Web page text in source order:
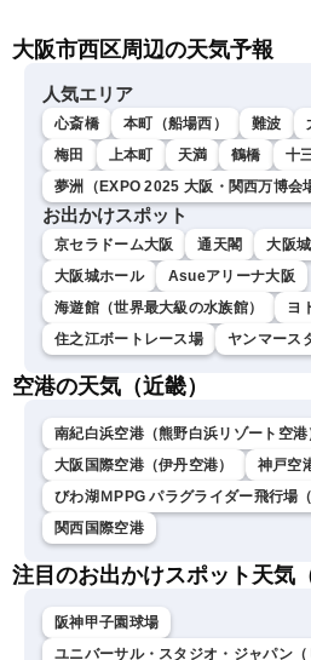
ーニュースLiVEムーン・戸
大阪市西区周辺の天気予報
人気エリア
心斎橋 本町（船場西） 難波
梅田
上本町 天満 鶴橋 十
夢洲（EXPO 2025 大阪・関西万博会
お出かけスポット
京セラドーム大阪 通天閣 大阪
大阪城ホール
Asueアリーナ大阪
海遊館（世界最大級の水族館）
ヨ
住之江ボートレース場
ヤンマース
空港の天気（近畿）
南紀白浜空港（熊野白浜リゾート空港
大阪国際空港（伊丹空港）
神戸空
びわ湖ＭPPG パラグライダー飛行場
関西国際空港
注目のお出かけスポット天気
阪神甲子園球場
ユニバーサル・スタジオ・ジャパン（